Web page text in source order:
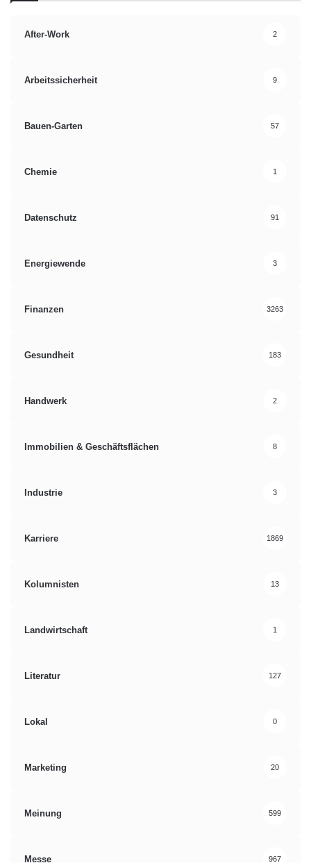
After-Work 2
Arbeitssicherheit 9
Bauen-Garten 57
Chemie 1
Datenschutz 91
Energiewende 3
Finanzen 3263
Gesundheit 183
Handwerk 2
Immobilien & Geschäftsflächen 8
Industrie 3
Karriere 1869
Kolumnisten 13
Landwirtschaft 1
Literatur 127
Lokal 0
Marketing 20
Meinung 599
Messe 967